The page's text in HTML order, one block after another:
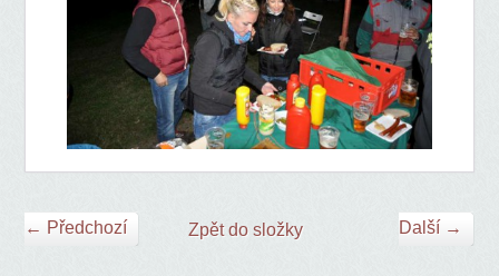
← Předchozí Další →
Zpět do složky